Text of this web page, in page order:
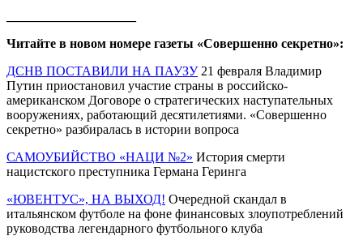
Читайте в новом номере газеты «Совершенно секретно»:
ДСНВ ПОСТАВИЛИ НА ПАУЗУ21 февраля Владимир
Путин приостановил участие страны в российско-
американском Договоре о стратегических наступательных
вооружениях, работающий десятилетиями. «Совершенно
секретно» разбиралась в истории вопроса
САМОУБИЙСТВО «НАЦИ №2» История смерти
нацистского преступника Германа Геринга
«ЮВЕНТУС», НА ВЫХОД! Очередной скандал в
итальянском футболе на фоне финансовых злоупотреблений
руководства легендарного футбольного клуба